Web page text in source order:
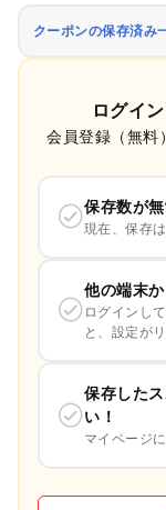
クーポンの保存済み
ログイ
会員登録（無料
保存数が
現在、保存
他の端末
ログインし
と、設定が
保存した
い！
マイページ